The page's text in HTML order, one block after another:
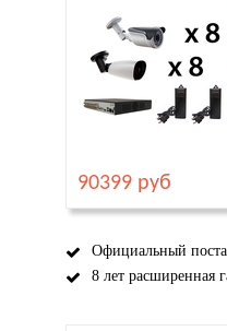
90399 руб
Официальный
8 лет расширенная